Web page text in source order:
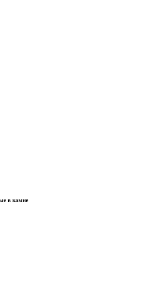
в камне